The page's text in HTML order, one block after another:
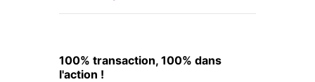
100% transaction, 100% dans
l'action !